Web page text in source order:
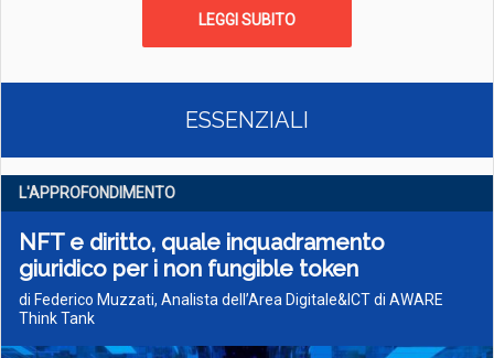
LEGGI SUBITO
ESSENZIALI
L'APPROFONDIMENTO
NFT e diritto, quale inquadramento
giuridico per i non fungible token
di Federico Muzzati, Analista dell’Area Digitale&ICT di AWARE
Think Tank